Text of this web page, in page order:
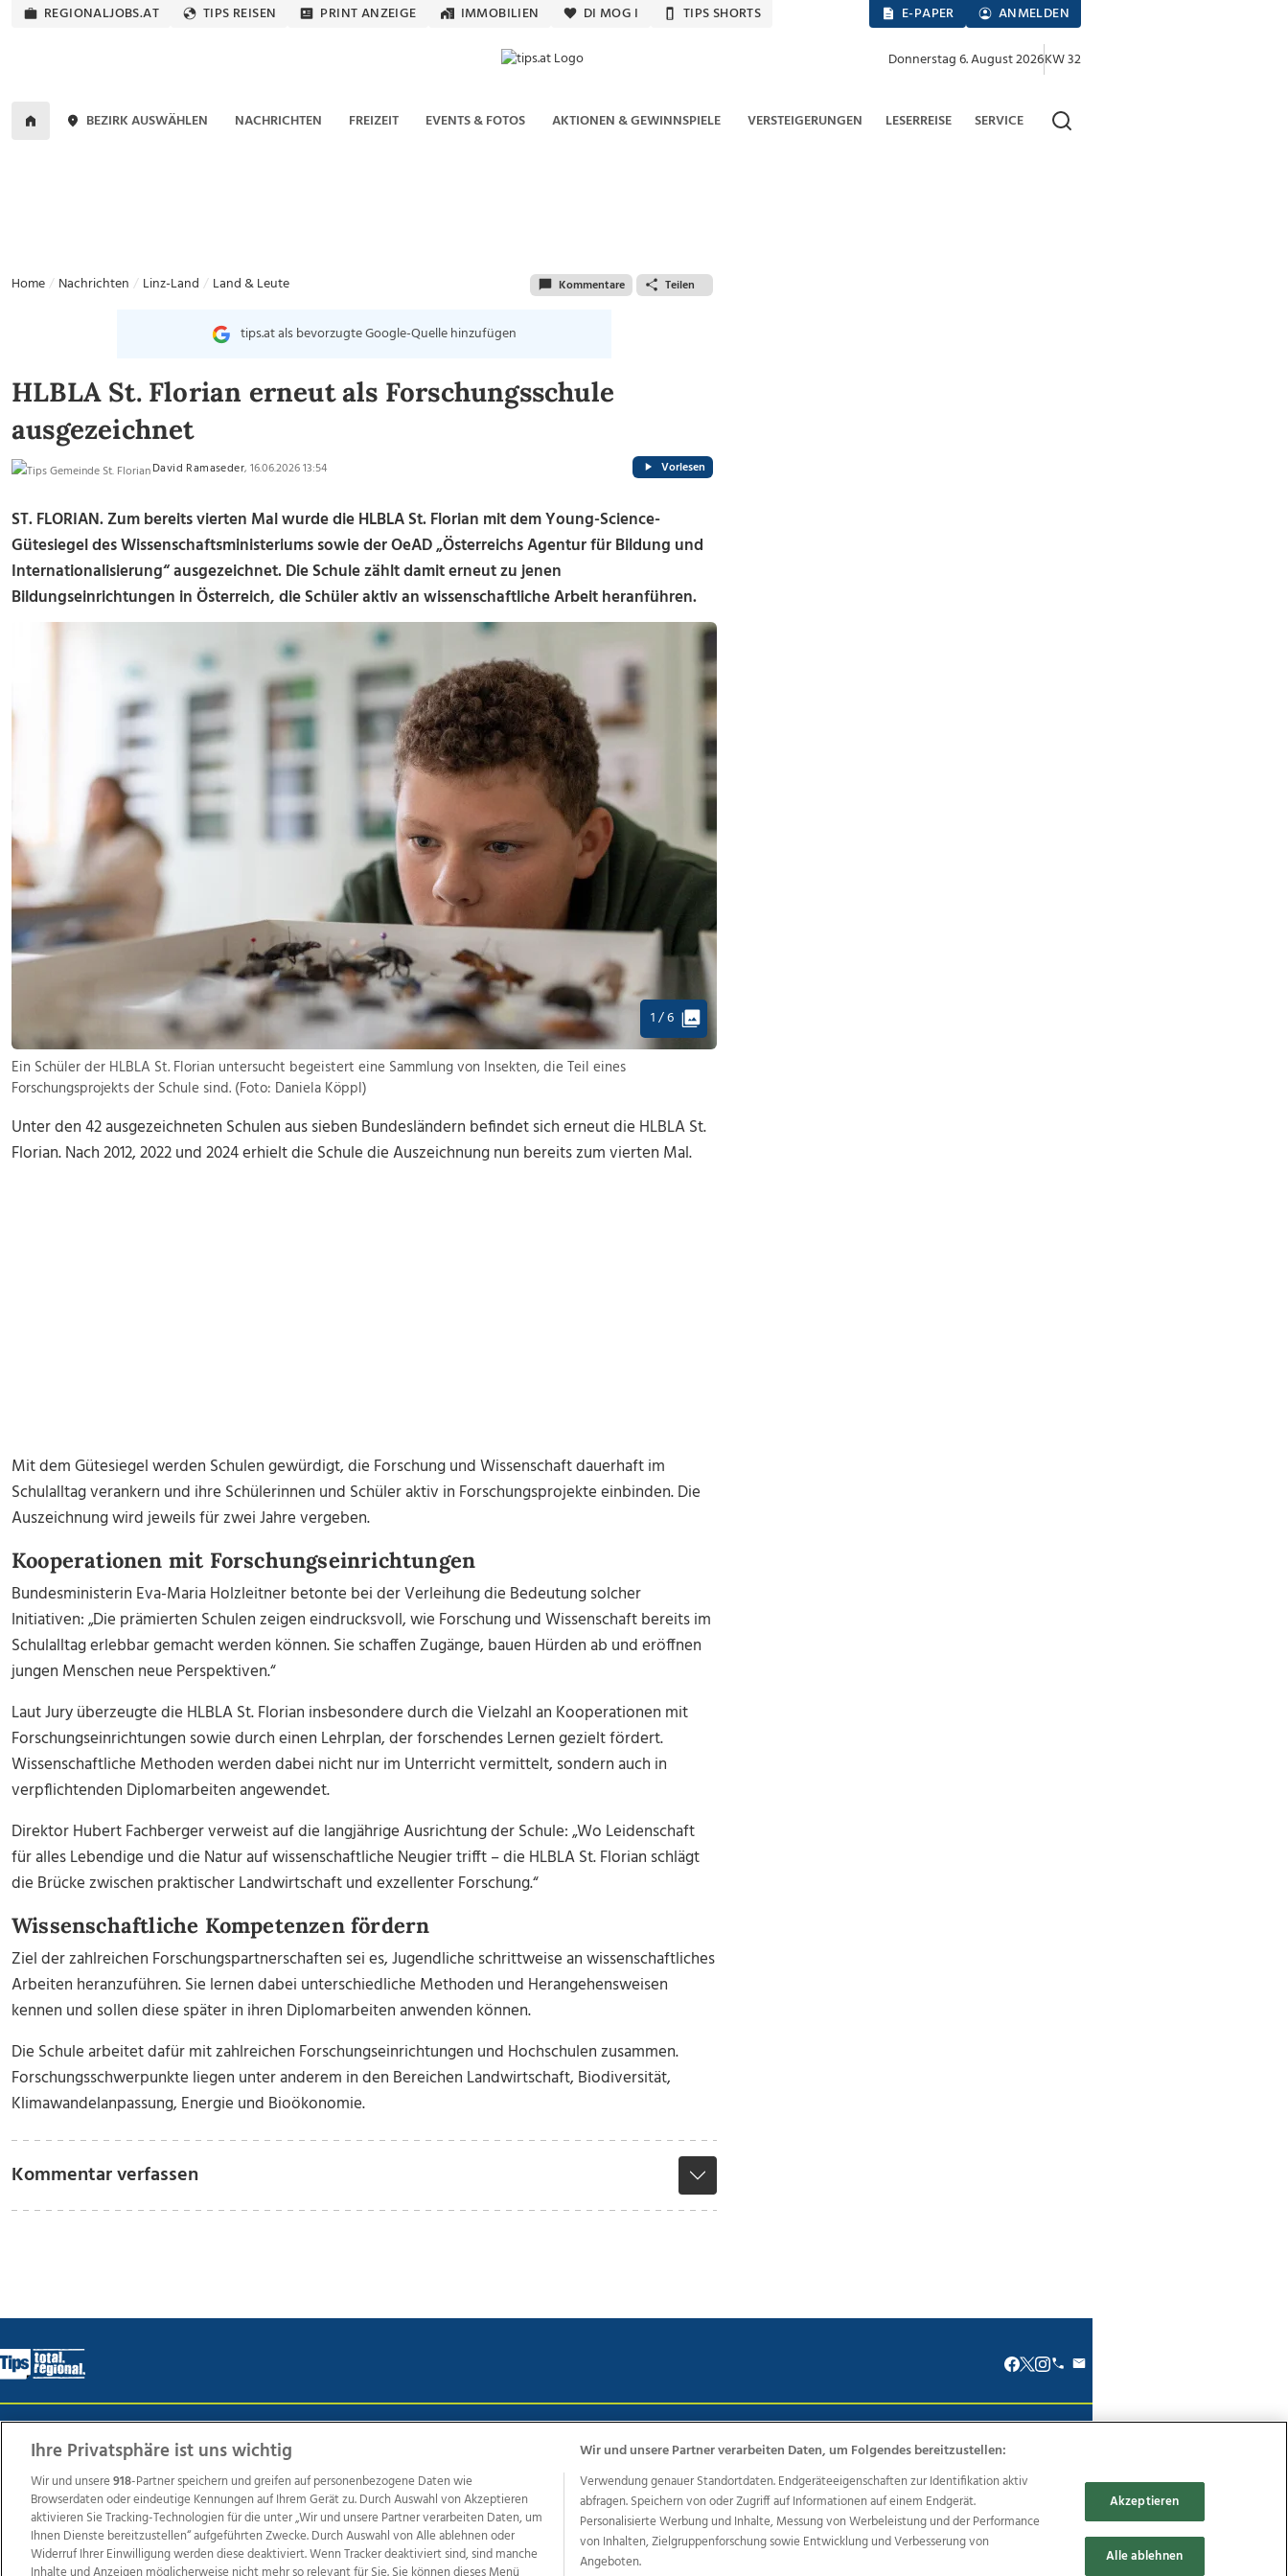
REGIONALJOBS.AT TIPS REISEN PRINT ANZEIGE IMMOBILIEN DI MOG I TIPS SHORTS E-PAPER ANMELDEN
Donnerstag 6. August 2026KW 32
BEZIRK AUSWÄHLEN NACHRICHTEN FREIZEIT EVENTS & FOTOS AKTIONEN & GEWINNSPIELE VERSTEIGERUNGEN LESERREISE SERVICE
Home Nachrichten Linz-Land Land & Leute Kommentare Teilen
tips.at als bevorzugte Google-Quelle hinzufügen
HLBLA St. Florian erneut als Forschungsschule
ausgezeichnet
David Ramaseder, 16.06.2026 13:54 Vorlesen
ST. FLORIAN. Zum bereits vierten Mal wurde die HLBLA St. Florian mit dem Young-Science-
Gütesiegel des Wissenschaftsministeriums sowie der OeAD „Österreichs Agentur für Bildung und
Internationalisierung“ausgezeichnet. Die Schule zählt damit erneut zu jenen
Bildungseinrichtungen in Österreich, die Schüler aktiv an wissenschaftliche Arbeit heranführen.
1 / 6
Ein Schüler der HLBLA St. Florian untersucht begeistert eine Sammlung von Insekten, die Teil eines
Forschungsprojekts der Schule sind. (Foto: Daniela Köppl)
Unter den 42 ausgezeichneten Schulen aus sieben Bundesländern befindet sich erneut die HLBLA St.
Florian. Nach 2012, 2022 und 2024 erhielt die Schule die Auszeichnung nun bereits zum vierten Mal.
Mit dem Gütesiegel werden Schulen gewürdigt, die Forschung und Wissenschaft dauerhaft im
Schulalltag verankern und ihre Schülerinnen und Schüler aktiv in Forschungsprojekte einbinden. Die
Auszeichnung wird jeweils für zwei Jahre vergeben.
Kooperationen mit Forschungseinrichtungen
Bundesministerin Eva-Maria Holzleitnerbetonte bei der Verleihung die Bedeutung solcher
Initiativen: „Die prämierten Schulen zeigen eindrucksvoll, wie Forschung und Wissenschaft bereits im
Schulalltag erlebbar gemacht werden können. Sie schaffen Zugänge, bauen Hürden ab und eröffnen
jungen Menschen neue Perspektiven.“
Laut Jury überzeugte die HLBLA St. Florian insbesondere durch die Vielzahl an Kooperationen mit
Forschungseinrichtungen sowie durch einen Lehrplan, der forschendes Lernen gezielt fördert.
Wissenschaftliche Methoden werden dabei nicht nur im Unterricht vermittelt, sondern auch in
verpflichtenden Diplomarbeiten angewendet.
Direktor Hubert Fachberger verweist auf die langjährige Ausrichtung der Schule: „Wo Leidenschaft
für alles Lebendige und die Natur auf wissenschaftliche Neugier trifft – die HLBLA St. Florian schlägt
die Brücke zwischen praktischer Landwirtschaft und exzellenter Forschung.“
Wissenschaftliche Kompetenzen fördern
Ziel der zahlreichen Forschungspartnerschaften sei es, Jugendliche schrittweise an wissenschaftliches
Arbeiten heranzuführen. Sie lernen dabei unterschiedliche Methoden und Herangehensweisen
kennen und sollen diese später in ihren Diplomarbeiten anwenden können.
Die Schule arbeitet dafür mit zahlreichen Forschungseinrichtungen und Hochschulen zusammen.
Forschungsschwerpunkte liegen unter anderem in den Bereichen Landwirtschaft, Biodiversität,
Klimawandelanpassung, Energie und Bioökonomie.
Kommentar verfassen
Wir über uns Mediadaten Kontakt AGB Anzeigekunden AGB Website Ehrenkodex Politische Werbung
Weitere Angebote des Medienhauses Wimmer
TV1 di-mog-i.at OÖNow Ischler Woche Life Radio OÖNachrichten OÖN Immobilien OÖN Karriere OÖN Reise
Promenaden Galerien
Regionaljobs
wasistlos.at wirtrauern.at
Ihre Privatsphäre ist uns wichtig
Wir und unsere918-Partner speichern und greifen auf personenbezogene Daten wie
Browserdaten oder eindeutige Kennungen auf Ihrem Gerät zu. Durch Auswahl von Akzeptieren
aktivieren Sie Tracking-Technologien für die unter „Wir und unsere Partner verarbeiten Daten, um
Ihnen Dienste bereitzustellen“ aufgeführten Zwecke. Durch Auswahl von Alle ablehnen oder
Widerruf Ihrer Einwilligung werden diese deaktiviert. Wenn Tracker deaktiviert sind, sind manche
Wir und unsere Partner verarbeiten Daten, um Folgendes bereitzustellen:
Verwendung genauer Standortdaten. Endgeräteeigenschaften zur Identifikation aktiv
abfragen. Speichern von oder Zugriff auf Informationen auf einem Endgerät.
Personalisierte Werbung und Inhalte, Messung von Werbeleistung und der Performance
von Inhalten, Zielgruppenforschung sowie Entwicklung und Verbesserung von
Angeboten.
Akzeptieren
Alle ablehnen